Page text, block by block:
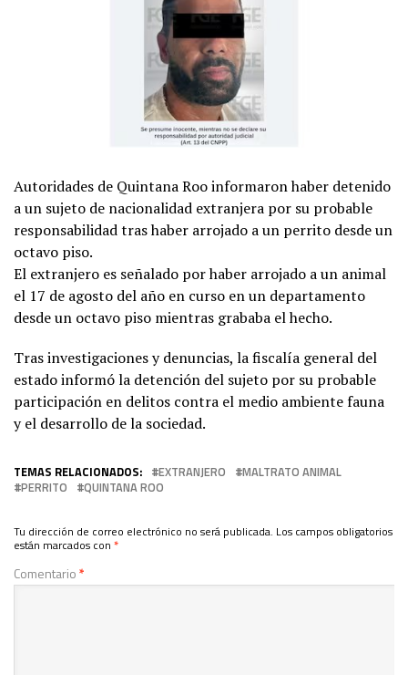
Autoridades de Quintana Roo informaron haber detenido
a un sujeto de nacionalidad extranjera por su probable
responsabilidad tras haber arrojado a un perrito desde un
octavo piso.
El extranjero es señalado por haber arrojado a un animal
el 17 de agosto del año en curso en un departamento
desde un octavo piso mientras grababa el hecho.
Tras investigaciones y denuncias, la fiscalía general del
estado informó la detención del sujeto por su probable
participación en delitos contra el medio ambiente fauna
y el desarrollo de la sociedad.
TEMAS RELACIONADOS: EXTRANJERO
MALTRATO ANIMAL
PERRITO
QUINTANA ROO
Tu dirección de correo electrónico no será publicada. Los campos obligatorios
están marcados con *
Comentario*